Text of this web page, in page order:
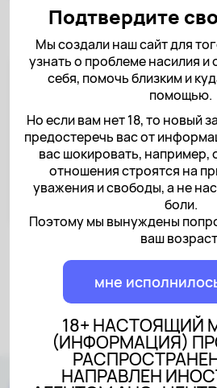
Подтвердите
Мы создали наш сайт для
узнать о проблеме насилия и
себя, помочь близким и
помощью.
Но если вам нет 18, то новый
предостеречь вас от
вас шокировать, например,
отношения строятся на
уважения и свободы, а не
боли.
Поэтому мы вынуждены
ваш
мне
18+ НАСТОЯЩИЙ
(ИНФОРМАЦИЯ)
НАПРАВЛЕН
Вам могут быть
статьи
Что такое домашнее
Может ли агрессор
Могут ли оба человека в